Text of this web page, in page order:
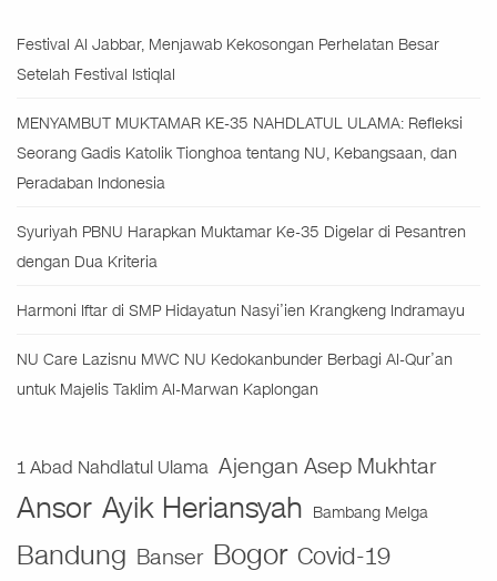
Festival Al Jabbar, Menjawab Kekosongan Perhelatan Besar
Setelah Festival Istiqlal
MENYAMBUT MUKTAMAR KE-35 NAHDLATUL ULAMA: Refleksi
Seorang Gadis Katolik Tionghoa tentang NU, Kebangsaan, dan
Peradaban Indonesia
Syuriyah PBNU Harapkan Muktamar Ke-35 Digelar di Pesantren
dengan Dua Kriteria
Harmoni Iftar di SMP Hidayatun Nasyi’ien Krangkeng Indramayu
NU Care Lazisnu MWC NU Kedokanbunder Berbagi Al-Qur’an
untuk Majelis Taklim Al-Marwan Kaplongan
1 Abad Nahdlatul Ulama Ajengan Asep Mukhtar
Ansor Ayik Heriansyah Bambang Melga
Bandung Banser Bogor Covid-19